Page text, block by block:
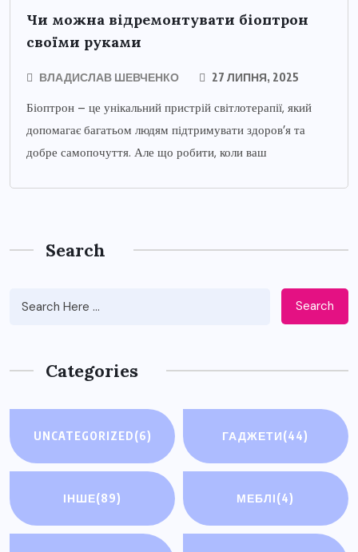
Чи можна відремонтувати біоптрон
своїми руками
ВЛАДИСЛАВ ШЕВЧЕНКО 27 ЛИПНЯ, 2025
Біоптрон – це унікальний пристрій світлотерапії, який
допомагає багатьом людям підтримувати здоров’я та
добре самопочуття. Але що робити, коли ваш
Search
Search
Categories
UNCATEGORIZED(6) ГАДЖЕТИ(44)
ІНШЕ(89) МЕБЛІ(4)